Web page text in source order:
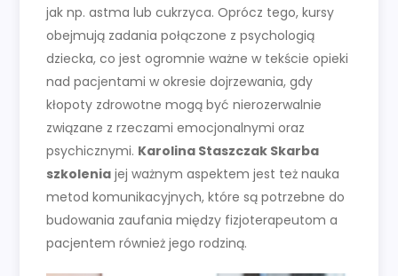
jak np. astma lub cukrzyca. Oprócz tego, kursy
obejmują zadania połączone z psychologią
dziecka, co jest ogromnie ważne w tekście opieki
nad pacjentami w okresie dojrzewania, gdy
kłopoty zdrowotne mogą być nierozerwalnie
związane z rzeczami emocjonalnymi oraz
psychicznymi. Karolina Staszczak Skarba
szkolenia jej ważnym aspektem jest też nauka
metod komunikacyjnych, które są potrzebne do
budowania zaufania między fizjoterapeutom a
pacjentem również jego rodziną.